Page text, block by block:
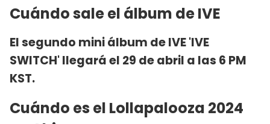
Cuándo sale el álbum de IVE
El segundo mini álbum de IVE 'IVE
SWITCH' llegará el 29 de abril a las 6 PM
KST.
Cuándo es el Lollapalooza 2024